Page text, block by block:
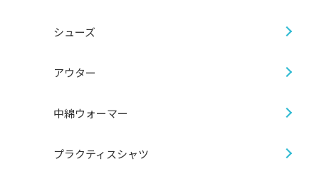
シューズ
アウター
中綿ウォーマー
プラクティスシャツ